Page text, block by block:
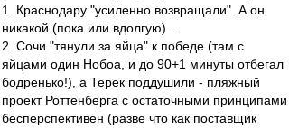
1. Краснодару "усиленно возвращали". А он
никакой (пока или вдолгую)...
2. Сочи "тянули за яйца" к победе (там с
яйцами один Нобоа, и до 90+1 минуты отбегал
бодренько!), а Терек поддушили - пляжный
проект Роттенберга с остаточными принципами
бесперспективен (разве что как поставщик